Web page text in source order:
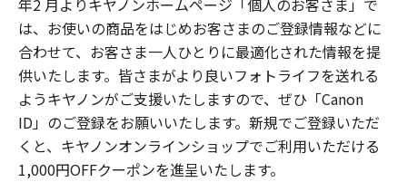
年2 月よりキヤノンホームページ「個人のお客さま」で
は、お使いの商品をはじめお客さまのご登録情報などに
合わせて、お客さま一人ひとりに最適化された情報を提
供いたします。皆さまがより良いフォトライフを送れる
ようキヤノンがご支援いたしますので、ぜひ「Canon
ID」のご登録をお願いいたします。新規でご登録いただ
くと、キヤノンオンラインショップでご利用いただける
1,000円OFFクーポンを進呈いたします。